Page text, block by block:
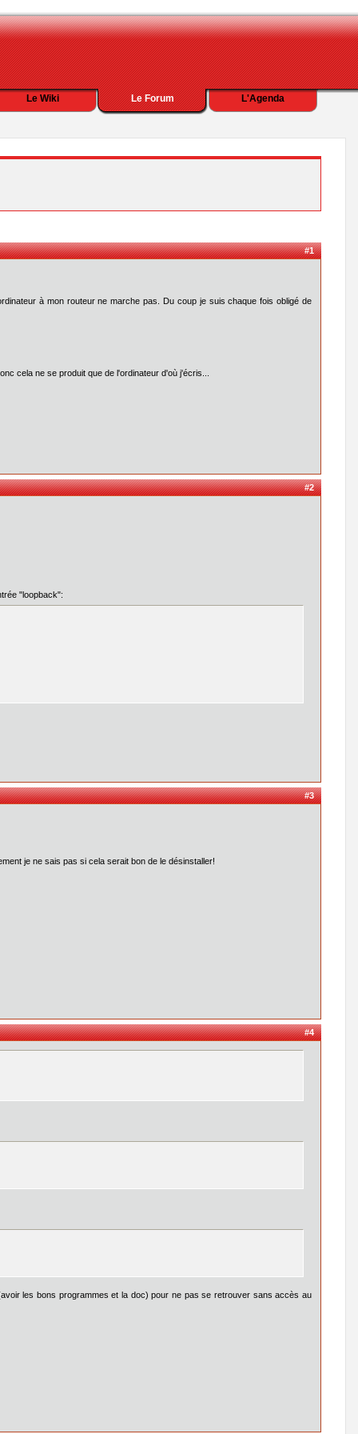
L'Agenda
Le Forum
Le Wiki
#1
à mon routeur ne marche pas. Du coup je suis chaque fois obligé de
cela ne se produit que de l'ordinateur d'où j'écris...
#2
"loopback":
#3
je ne sais pas si cela serait bon de le désinstaller!
#4
les bons programmes et la doc) pour ne pas se retrouver sans accès au